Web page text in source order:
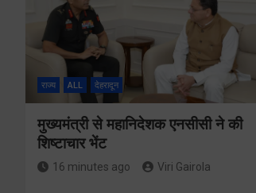
राज्य ALL देहरादून
मुख्यमंत्री से महानिदेशक एनसीसी ने की
शिष्टाचार भेंट
16 minutes ago Viri Gairola